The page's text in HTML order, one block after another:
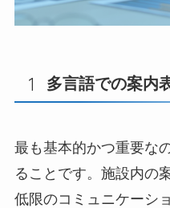
多言語での案内
最も基本的かつ重要な
ることです。施設内の
低限のコミュニケーシ